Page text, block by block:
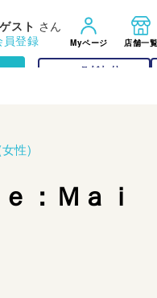
こだわり
ゲスト さん
員登録 Myページ 店舗一覧
性)
：Ｍａｉ